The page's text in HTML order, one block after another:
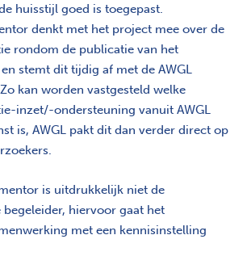
huisstijl goed is toegepast.
denkt met het project mee over de
rondom de publicatie van het
stemt dit tijdig af met de AWGL
kan worden vastgesteld welke
inzet/-ondersteuning vanuit AWGL
is, AWGL pakt dit dan verder direct op
is uitdrukkelijk niet de
hiervoor gaat het
met een kennisinstelling